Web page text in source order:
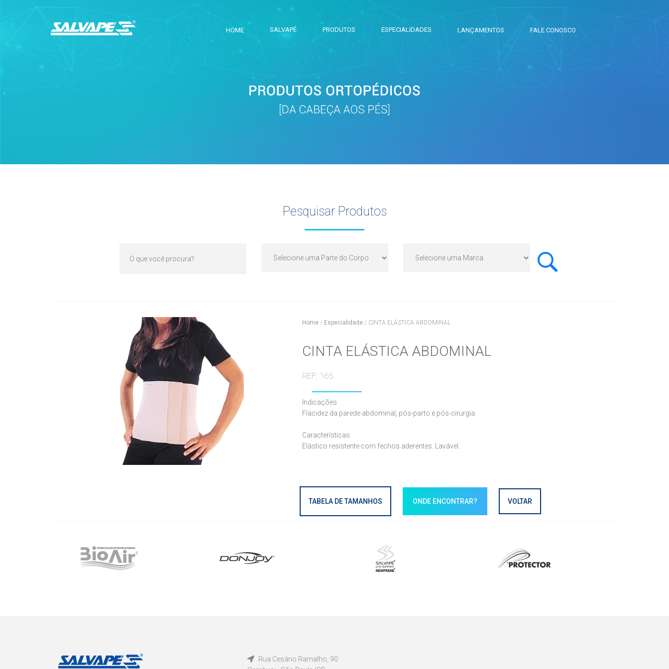
HOME SALVAPÉ PRODUTOS ESPECIALIDADES LANÇAMENTOS FALE CONOSCO
Pesquisar Produtos
Home / Especialidade / CINTA ELÁSTICA ABDOMINAL
CINTA ELÁSTICA ABDOMINAL
REF: 165
Indicações
Flacidez da parede abdominal, pós-parto e pós-cirurgia.
Características
Elástico resistente com fechos aderentes. Lavável.
TABELA DE TAMANHOS ONDE ENCONTRAR? VOLTAR
Rua Cesário Ramalho, 90